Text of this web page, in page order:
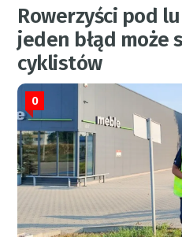
Rowerzyści pod
jeden błąd może
cyklistów
0